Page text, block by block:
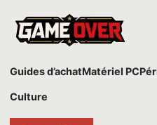
Game
Guides d’achatMatériel PC
Culture